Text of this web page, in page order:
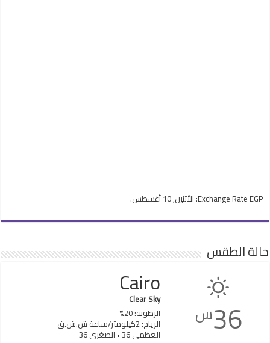
Exchange Rate EGP : الأثنين, 10 أغسطس.
حالة الطقس
36س
Cairo
Clear Sky
الرطوبة: 20%
الرياح: 2كيلومتر/ساعة ش.ش.ق‎
العظمى 36 • الصغرى 36